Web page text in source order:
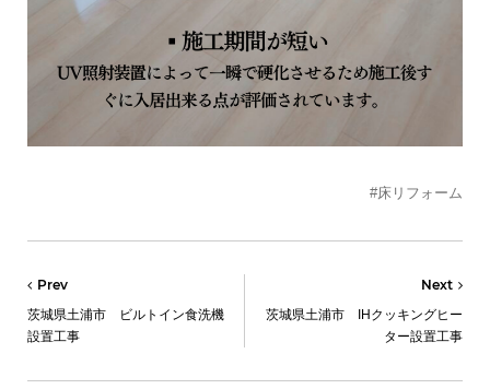
#床リフォーム
Prev
茨城県土浦市 ビルトイン食洗機
設置工事
Next
茨城県土浦市 IHクッキングヒー
ター設置工事